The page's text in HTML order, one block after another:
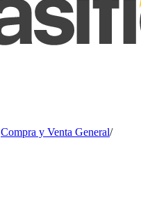
Compra y Venta General/